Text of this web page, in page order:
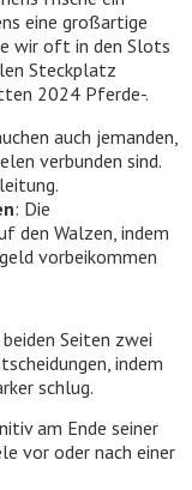
eine großartige
wir oft in den Slots
Steckplatz
2024 Pferde-.
auch jemanden,
verbunden sind.
: Die
den Walzen, indem
vorbeikommen
Seiten zwei
indem
schlug.
am Ende seiner
vor oder nach einer